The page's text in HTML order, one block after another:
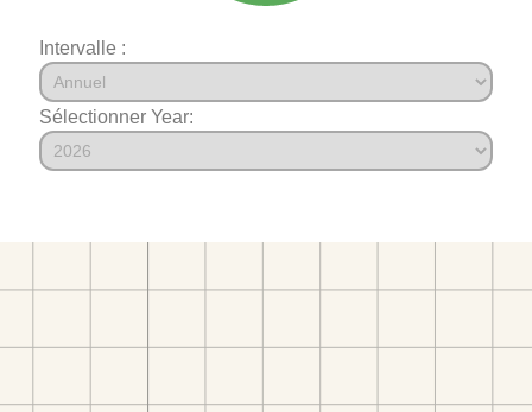
Intervalle :
Sélectionner Year: